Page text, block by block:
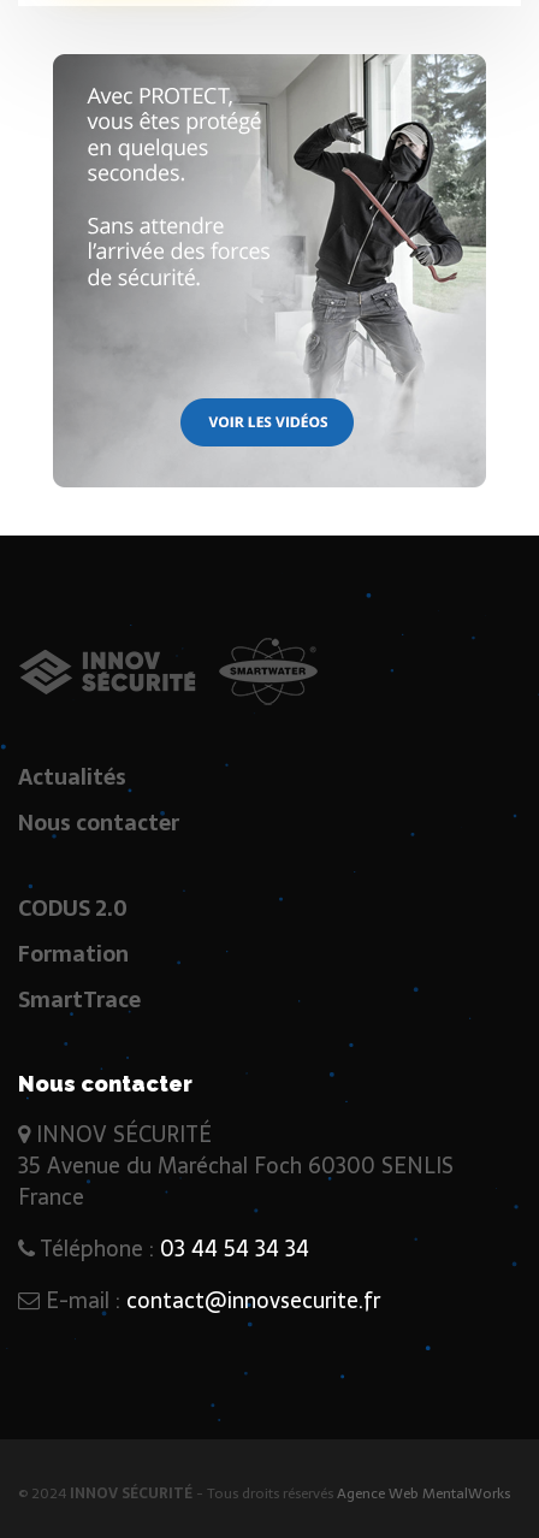
Actualités
Nous contacter
CODUS 2.0
Formation
SmartTrace
Nous contacter
INNOV SÉCURITÉ
35 Avenue du Maréchal Foch 60300 SENLIS
France
Téléphone : 03 44 54 34 34
E-mail : contact@innovsecurite.fr
© 2024 INNOV SÉCURITÉ - Tous droits réservésAgence Web MentalWorks